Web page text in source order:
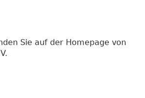
Sie auf der Homepage von